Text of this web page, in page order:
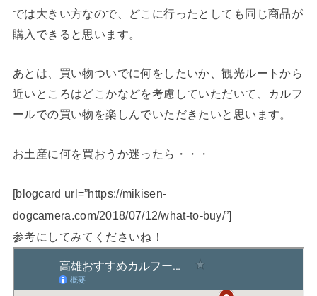
では大きい方なので、どこに行ったとしても同じ商品が
購入できると思います。
あとは、買い物ついでに何をしたいか、観光ルートから
近いところはどこかなどを考慮していただいて、カルフ
ールでの買い物を楽しんでいただきたいと思います。
お土産に何を買おうか迷ったら・・・
[blogcard url=”https://mikisen-
dogcamera.com/2018/07/12/what-to-buy/”]
参考にしてみてくださいね！